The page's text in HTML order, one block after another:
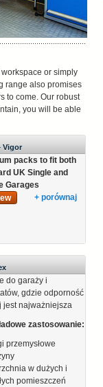
or simply
range also promises
to come. Our robust
you will be able
Vigor
packs to fit both
UK Single and
Garages
+ porównaj
do garaży i
gdzie odporność
jest najważniejsza
zastosowanie:
przemysłowe
w dużych i
pomieszczeń